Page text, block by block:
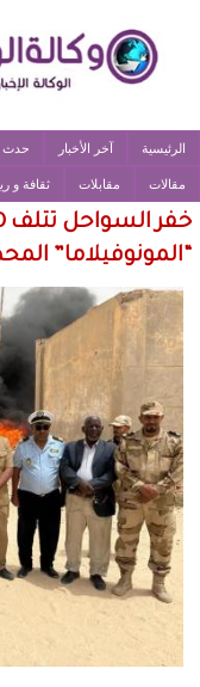
الرئيسية آخر الأخبار حدث
مقالات مقابلات ثقافة و
“المونوفيلاما”